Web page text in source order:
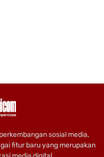
sosial media,
fitur baru yang merupakan